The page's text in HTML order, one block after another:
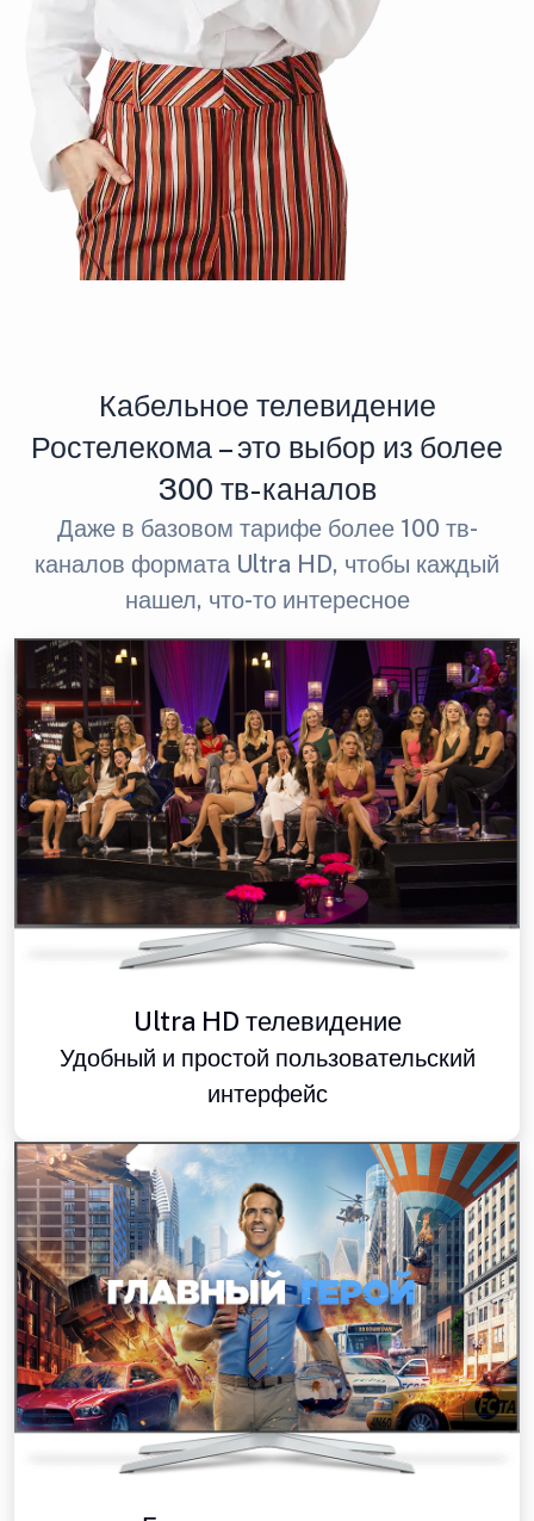
Кабельное телевидение
Ростелекома – это выбор из более
300 тв-каналов
Даже в базовом тарифе более 100 тв-
каналов формата Ultra HD, чтобы каждый
нашел, что-то интересное
Ultra HD телевидение
Удобный и простой пользовательский
интерфейс